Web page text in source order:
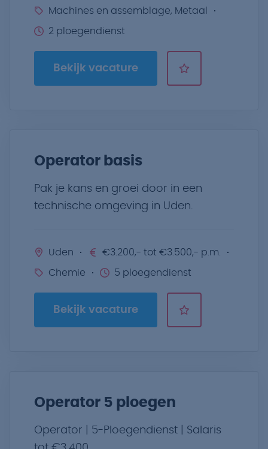
Machines en assemblage, Metaal
2 ploegendienst
Bekijk vacature
Operator basis
Pak je kans en groei door in een
technische omgeving in Uden.
Uden €3.200,- tot €3.500,- p.m.
Chemie 5 ploegendienst
Bekijk vacature
Operator 5 ploegen
Operator | 5-Ploegendienst | Salaris